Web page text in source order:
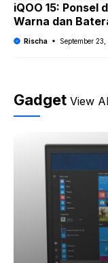
iQOO 15: Ponsel
Warna dan
Rischa September
Gadget View